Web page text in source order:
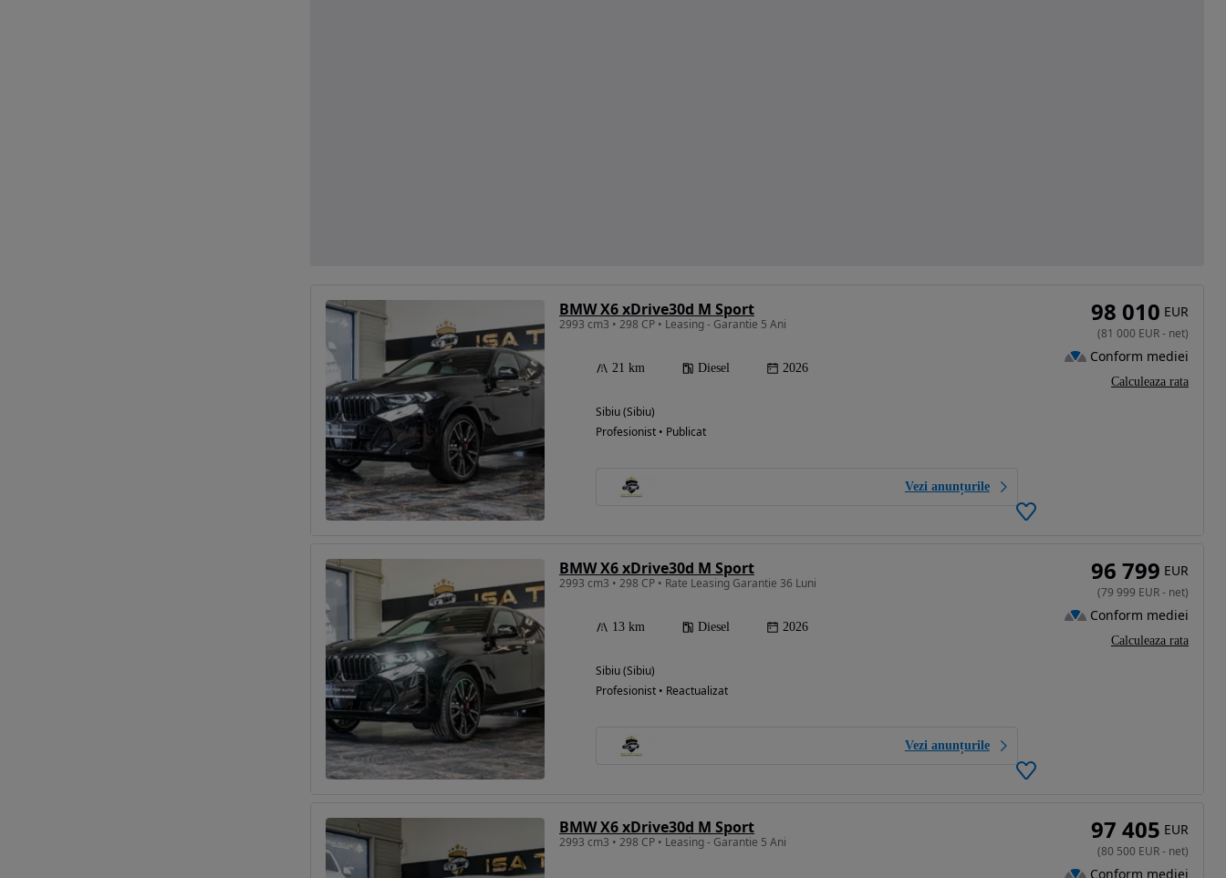
BMW X6 xDrive30d M Sport
2993 cm3 • 298 CP • Leasing - Garantie 5 Ani
21 km Diesel 2026
Sibiu (Sibiu)
Profesionist • Publicat
Vezi anunțurile
98 010 EUR
(81 000 EUR- net)
Conform mediei
Calculeaza rata
BMW X6 xDrive30d M Sport
2993 cm3 • 298 CP • Rate Leasing Garantie 36 Luni
13 km Diesel 2026
Sibiu (Sibiu)
Profesionist • Reactualizat
Vezi anunțurile
96 799 EUR
(79 999 EUR- net)
Conform mediei
Calculeaza rata
BMW X6 xDrive30d M Sport
2993 cm3 • 298 CP • Leasing - Garantie 5 Ani 97 405 EUR
(80 500 EUR- net)
Conform mediei